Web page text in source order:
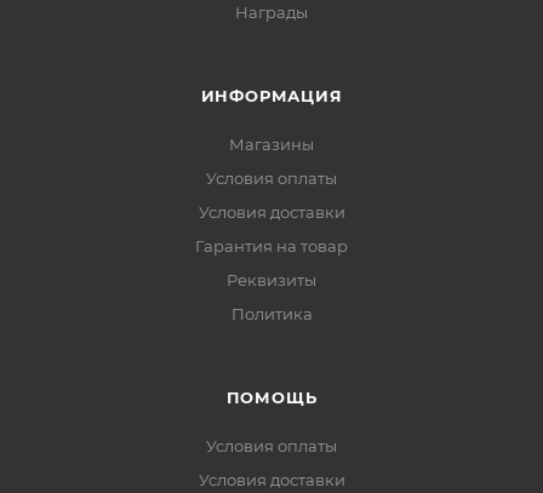
Награды
ИНФОРМАЦИЯ
Магазины
Условия оплаты
Условия доставки
Гарантия на товар
Реквизиты
Политика
ПОМОЩЬ
Условия оплаты
Условия доставки